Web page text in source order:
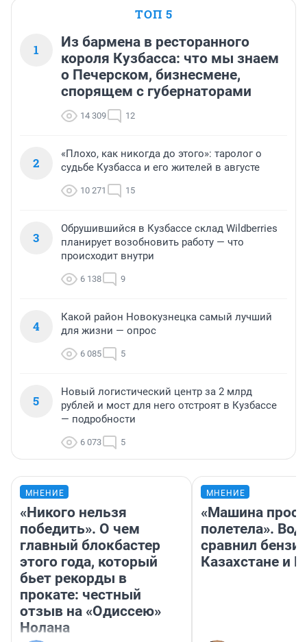
ТОП 5
1
Из бармена в ресторанного
короля Кузбасса: что мы знаем
о Печерском, бизнесмене,
спорящем с губернаторами
14 309 12
2
«Плохо, как никогда до этого»: таролог о
судьбе Кузбасса и его жителей в августе
10 271 15
3
Обрушившийся в Кузбассе склад Wildberries
планирует возобновить работу — что
происходит внутри
6 138 9
4
Какой район Новокузнецка самый лучший
для жизни — опрос
6 085 5
5
Новый логистический центр за 2 млрд
рублей и мост для него отстроят в Кузбассе
— подробности
6 073 5
МНЕНИЕ
«Никого нельзя
победить». О чем
главный блокбастер
этого года, который
бьет рекорды в
прокате: честный
отзыв на «Одиссею»
Нолана
МНЕНИЕ
«Машина
полетела».
сравнил
Казахстане и